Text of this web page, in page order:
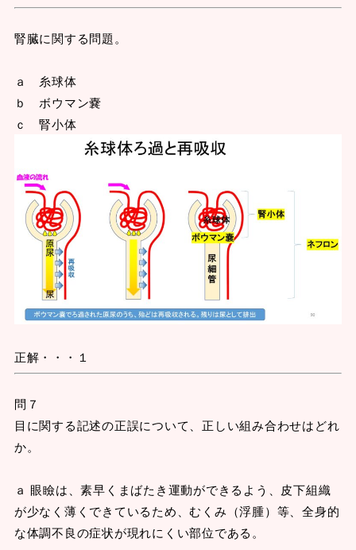
腎臓に関する問題。
ａ 糸球体
ｂ ボウマン嚢
ｃ 腎小体
正解・・・１
問７
目に関する記述の正誤について、正しい組み合わせはどれ
か。
ａ 眼瞼は、素早くまばたき運動ができるよう、皮下組織
が少なく薄くできているため、むくみ（浮腫）等、全身的
な体調不良の症状が現れにくい部位である。